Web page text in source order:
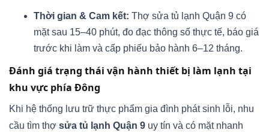
Thời gian & Cam kết: Thợ sửa tủ lạnh Quận 9 có
mặt sau 15–40 phút, đo đạc thông số thực tế, báo giá
trước khi làm và cấp phiếu bảo hành 6–12 tháng.
Đánh giá trạng thái vận hành thiết bị làm lạnh tại
khu vực phía Đông
Khi hệ thống lưu trữ thực phẩm gia đình phát sinh lỗi, nhu
cầu tìm thợ sửa tủ lạnh Quận 9 uy tín và có mặt nhanh